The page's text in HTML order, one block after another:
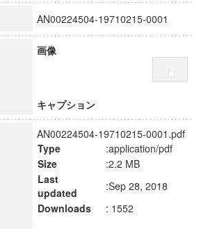
ディングプログラム「超成熟社会発展のサ
等(8)
AN00224504-19710215-0001
画像
キャプション
AN00224504-19710215-0001.pdf
Type
:application/pdf
Size
:2.2 MB
Last
updated
:Sep 28, 2018
Downloads
: 1552